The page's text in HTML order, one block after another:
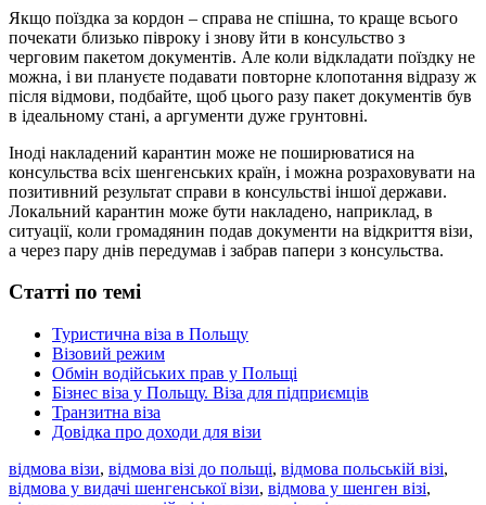
Якщо поїздка за кордон – справа не спішна, то краще всього
почекати близько півроку і знову йти в консульство з
черговим пакетом документів. Але коли відкладати поїздку не
можна, і ви плануєте подавати повторне клопотання відразу ж
після відмови, подбайте, щоб цього разу пакет документів був
в ідеальному стані, а аргументи дуже грунтовні.
Іноді накладений карантин може не поширюватися на
консульства всіх шенгенських країн, і можна розраховувати на
позитивний результат справи в консульстві іншої держави.
Локальний карантин може бути накладено, наприклад, в
ситуації, коли громадянин подав документи на відкриття візи,
а через пару днів передумав і забрав папери з консульства.
Статті по темі
Туристична віза в Польщу
Візовий режим
Обмін водійських прав у Польщі
Бізнес віза у Польщу. Віза для підприємців
Транзитна віза
Довідка про доходи для візи
відмова візи, відмова візі до польщі, відмова польській візі,
відмова у видачі шенгенської візи, відмова у шенген візі,